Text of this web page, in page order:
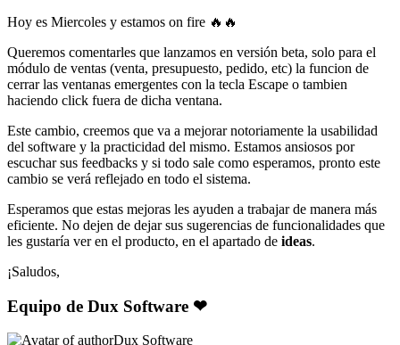
Hoy es Miercoles y estamos on fire 🔥 🔥
Queremos comentarles que lanzamos en versión beta, solo para el
módulo de ventas (venta, presupuesto, pedido, etc) la funcion de
cerrar las ventanas emergentes con la tecla Escape o tambien
haciendo click fuera de dicha ventana.
Este cambio, creemos que va a mejorar notoriamente la usabilidad
del software y la practicidad del mismo. Estamos ansiosos por
escuchar sus feedbacks y si todo sale como esperamos, pronto este
cambio se verá reflejado en todo el sistema.
Esperamos que estas mejoras les ayuden a trabajar de manera más
eficiente. No dejen de dejar sus sugerencias de funcionalidades que
les gustaría ver en el producto, en el apartado de ideas.
¡Saludos,
Equipo de Dux Software ❤
Dux Software